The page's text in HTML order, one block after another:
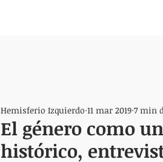
El género como
histórico,
Hemisferio Izquierdo 11 mar 2019 7 min